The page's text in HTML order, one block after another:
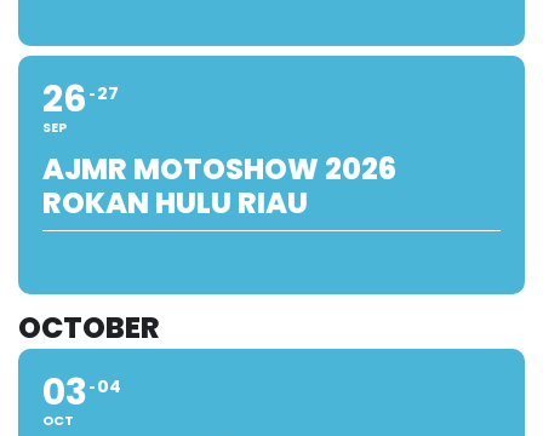
26
SEP
27
AJMR MOTOSHOW 2026
ROKAN HULU RIAU
OCTOBER
03
OCT
04